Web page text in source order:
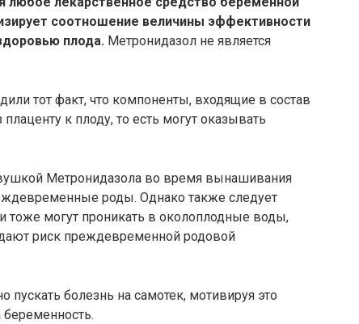
соотношение величины эффективности
плода. Метронидазол не является
тот факт, что компоненты, входящие в состав
к плоду, то есть могут оказывать
Метронидазола во время вынашивания
роды. Однако также следует
тоже могут проникать в околоплодные воды,
риск преждевременной родовой
пускать болезнь на самотек, мотивируя это